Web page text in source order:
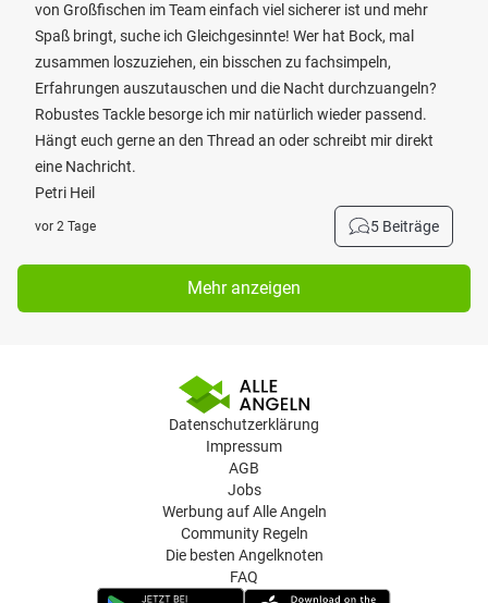
von Großfischen im Team einfach viel sicherer ist und mehr
Spaß bringt, suche ich Gleichgesinnte! Wer hat Bock, mal
zusammen loszuziehen, ein bisschen zu fachsimpeln,
Erfahrungen auszutauschen und die Nacht durchzuangeln?
Robustes Tackle besorge ich mir natürlich wieder passend.
Hängt euch gerne an den Thread an oder schreibt mir direkt
eine Nachricht.
Petri Heil
vor 2 Tage 5 Beiträge
Mehr anzeigen
Datenschutzerklärung
Impressum
AGB
Jobs
Werbung auf Alle Angeln
Community Regeln
Die besten Angelknoten
FAQ